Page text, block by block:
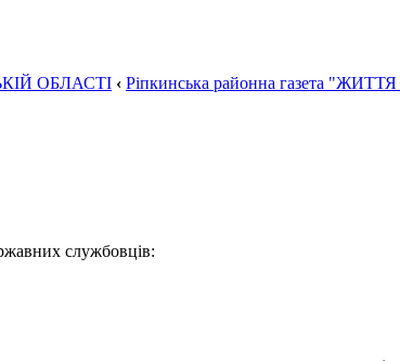
ОБЛАСТІ ‹ Ріпкинська районна газета
службовців: